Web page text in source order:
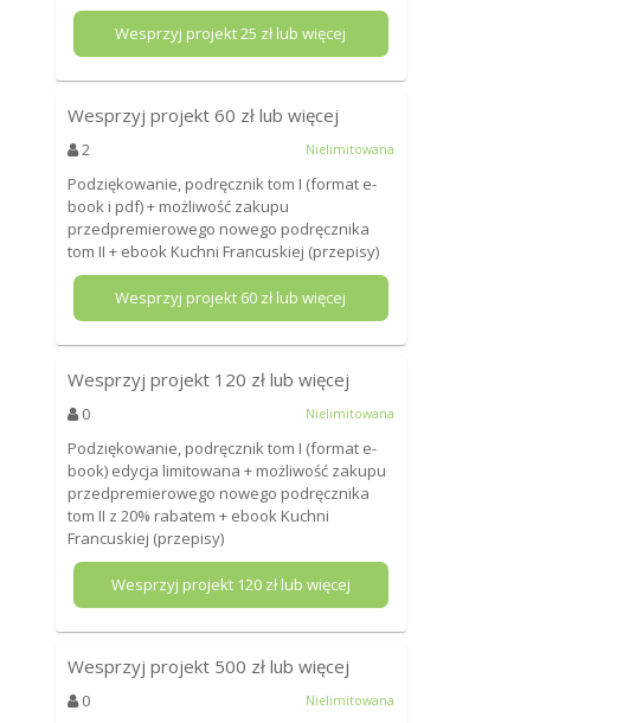
Wesprzyj projekt25 zł lub więcej
Wesprzyj projekt60 zł lub więcej
2 Nielimitowana
Podziękowanie, podręcznik tom I (format e-
book i pdf) + możliwość zakupu
przedpremierowego nowego podręcznika
tom II + ebook Kuchni Francuskiej (przepisy)
Wesprzyj projekt 60 zł lub więcej
Wesprzyj projekt 120 zł lub więcej
0 Nielimitowana
Podziękowanie, podręcznik tom I (format e-
book) edycja limitowana + możliwość zakupu
przedpremierowego nowego podręcznika
tom II z 20% rabatem + ebook Kuchni
Francuskiej (przepisy)
Wesprzyj projekt 120zł lub więcej
Wesprzyj projekt 500 zł lub więcej
0 Nielimitowana